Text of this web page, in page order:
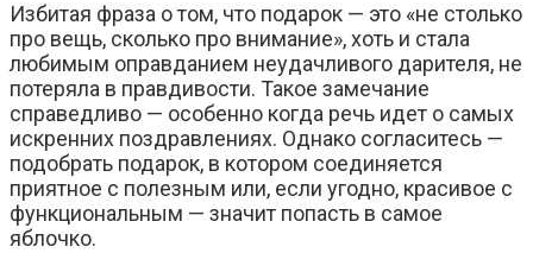
Избитая фраза о том, что подарок — это «не столько
про вещь, сколько про внимание», хоть и стала
любимым оправданием неудачливого дарителя, не
потеряла в правдивости. Такое замечание
справедливо — особенно когда речь идет о самых
искренних поздравлениях. Однако согласитесь —
подобрать подарок, в котором соединяется
приятное с полезным или, если угодно, красивое с
функциональным — значит попасть в самое
яблочко.